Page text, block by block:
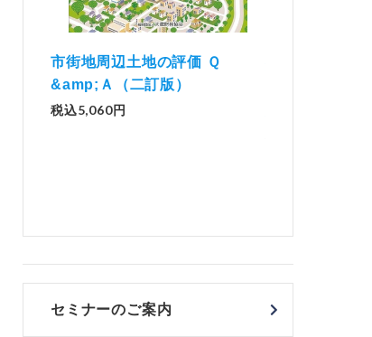
解説とQ&amp;Aでわかる 電子
帳簿等保存制度の実務（改訂
版）
セミナーのご案内